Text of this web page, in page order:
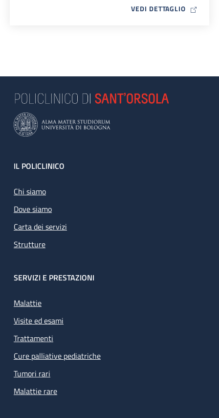
VEDI DETTAGLIO MAP ICON
Footer
IL POLICLINICO
Chi siamo
Dove siamo
Carta dei servizi
Strutture
SERVIZI E PRESTAZIONI
Malattie
Visite ed esami
Trattamenti
Cure palliative pediatriche
Tumori rari
Malattie rare